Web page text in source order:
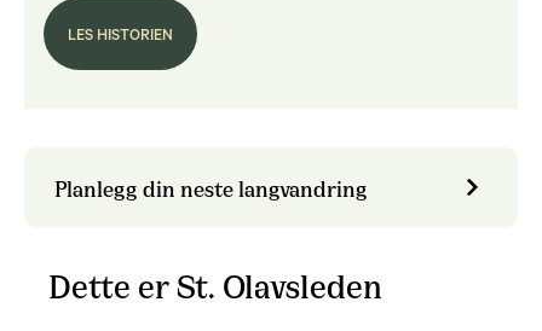
LES HISTORIEN
Planlegg din neste langvandring
Dette er St. Olavsleden